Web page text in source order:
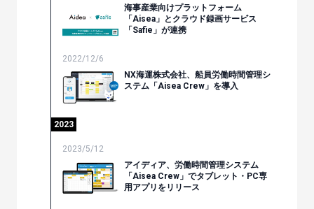
海事産業向けプラットフォーム
「Aisea」とクラウド録画サービス
「Safie」が連携
2022/12/6
NX海運株式会社、船員労働時間管理シ
ステム「Aisea Crew」を導⼊
2023
2023/5/12
アイディア、労働時間管理システム
「Aisea Crew」でタブレット・PC専
用アプリをリリース